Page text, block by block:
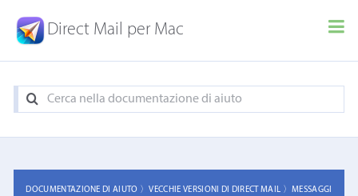
Direct Mail per Mac
DOCUMENTAZIONE DI AIUTO 〉VECCHIE VERSIONI DI DIRECT MAIL 〉 MESSAGGI